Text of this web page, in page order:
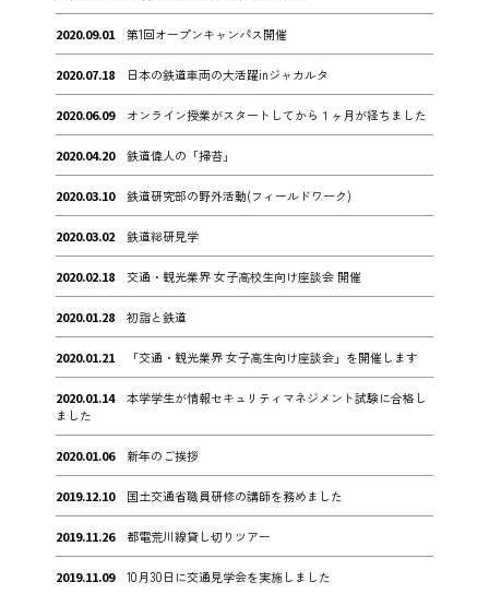
2020.09.01 第1回オープンキャンパス開催
2020.07.18 日本の鉄道車両の大活躍inジャカルタ
2020.06.09 オンライン授業がスタートしてから１ヶ月が経ちました
2020.04.20 鉄道偉人の「掃苔」
2020.03.10 鉄道研究部の野外活動(フィールドワーク)
2020.03.02 鉄道総研見学
2020.02.18 交通・観光業界 女子高校生向け座談会 開催
2020.01.28 初詣と鉄道
2020.01.21 「交通・観光業界 女子高生向け座談会」を開催します
2020.01.14
本学学生が情報セキュリティマネジメント試験に合格し
ました
2020.01.06 新年のご挨拶
2019.12.10 国土交通省職員研修の講師を務めました
2019.11.26 都電荒川線貸し切りツアー
2019.11.09 10月30日に交通見学会を実施しました